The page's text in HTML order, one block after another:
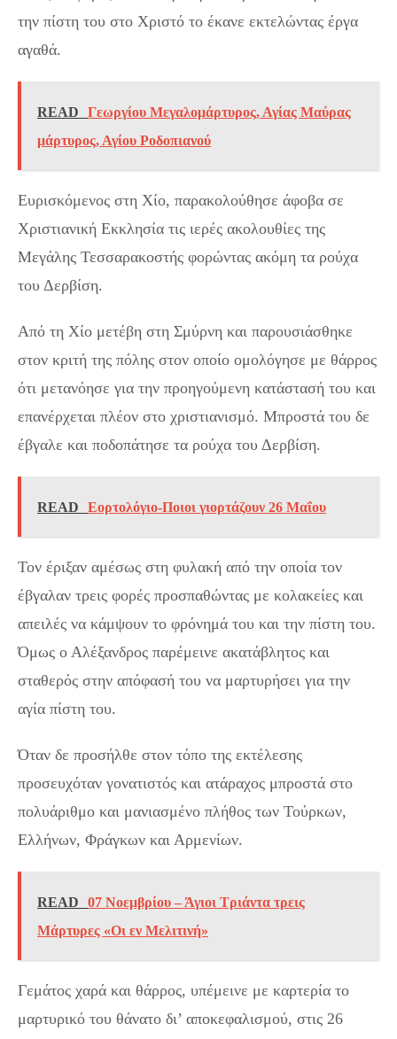
την πίστη του στο Χριστό το έκανε εκτελώντας έργα
αγαθά.
READ
Γεωργίου Μεγαλομάρτυρος, Αγίας Μαύρας
μάρτυρος, Αγίου Ροδοπιανού
Ευρισκόμενος στη Χίο, παρακολούθησε άφοβα σε
Χριστιανική Εκκλησία τις ιερές ακολουθίες της
Μεγάλης Τεσσαρακοστής φορώντας ακόμη τα ρούχα
του Δερβίση.
Από τη Χίο μετέβη στη Σμύρνη και παρουσιάσθηκε
στον κριτή της πόλης στον οποίο ομολόγησε με θάρρος
ότι μετανόησε για την προηγούμενη κατάστασή του και
επανέρχεται πλέον στο χριστιανισμό. Μπροστά του δε
έβγαλε και ποδοπάτησε τα ρούχα του Δερβίση.
READ Εορτολόγιο-Ποιοι γιορτάζουν 26 Μαΐου
Τον έριξαν αμέσως στη φυλακή από την οποία τον
έβγαλαν τρεις φορές προσπαθώντας με κολακείες και
απειλές να κάμψουν το φρόνημά του και την πίστη του.
Όμως ο Αλέξανδρος παρέμεινε ακατάβλητος και
σταθερός στην απόφασή του να μαρτυρήσει για την
αγία πίστη του.
Όταν δε προσήλθε στον τόπο της εκτέλεσης
προσευχόταν γονατιστός και ατάραχος μπροστά στο
πολυάριθμο και μανιασμένο πλήθος των Τούρκων,
Ελλήνων, Φράγκων και Αρμενίων.
READ
07 Νοεμβρίου – Άγιοι Τριάντα τρεις
Μάρτυρες «Οι εν Μελιτινή»
Γεμάτος χαρά και θάρρος, υπέμεινε με καρτερία το
μαρτυρικό του θάνατο δι’ αποκεφαλισμού, στις 26